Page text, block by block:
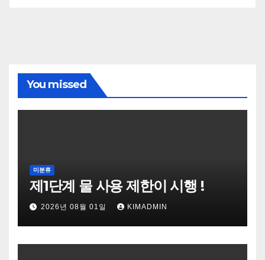
You missed
미분류
제1단계 물 사용 제한이 시행 !
2026년 08월 01일 KIMADMIN